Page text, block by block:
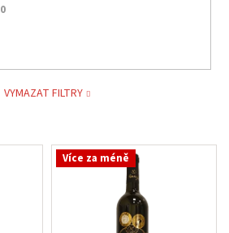
0
VYMAZAT FILTRY
Více za méně